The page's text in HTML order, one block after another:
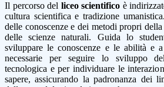
Il percorso del liceo scientifico è
cultura scientifica e tradizione
delle conoscenze e dei metodi propri
delle scienze naturali. Guida lo
sviluppare le conoscenze e le abilità e
necessarie per seguire lo sviluppo
tecnologica e per individuare le
sapere, assicurando la padronanza dei